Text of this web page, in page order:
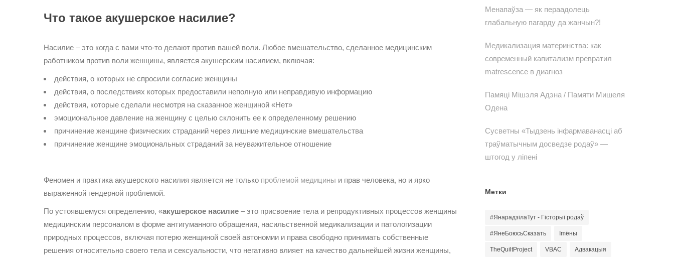
Что такое акушерское насилие?
Насилие – это когда с вами что-то делают против вашей воли. Любое вмешательство, сделанное медицинским
работником против воли женщины, является акушерским насилием, включая:
действия, о которых не спросили согласие женщины
действия, о последствиях которых предоставили неполную или неправдивую информацию
действия, которые сделали несмотря на сказанное женщиной «Нет»
эмоциональное давление на женщину с целью склонить ее к определенному решению
причинение женщине физических страданий через лишние медицинские вмешательства
причинение женщине эмоциональных страданий за неуважительное отношение
Феномен и практика акушерского насилия является не только проблемой медицины и прав человека, но и ярко
выраженной гендерной проблемой.
По устоявшемуся определению, «акушерское насилие – это присвоение тела и репродуктивных процессов женщины
медицинским персоналом в форме антигуманного обращения, насильственной медикализации и патологизации
природных процессов, включая потерю женщиной своей автономии и права свободно принимать собственные
решения относительно своего тела и сексуальности, что негативно влияет на качество дальнейшей жизни женщины,
Менапаўза — як пераадолець
глабальную пагарду да жанчын?!
Медикализация материнства: как
современный капитализм превратил
matrescence в диагноз
Памяці Мішэля Адэна / Памяти Мишеля
Одена
Сусветны «Тыдзень інфармаванасці аб
траўматычным досведзе родаў» —
штогод у ліпені
Метки
#ЯнарадзілаТут - Гісторыі родаў
#ЯнеБоюсьСказать Imёны
TheQuiltProject VBAC Адвакацыя